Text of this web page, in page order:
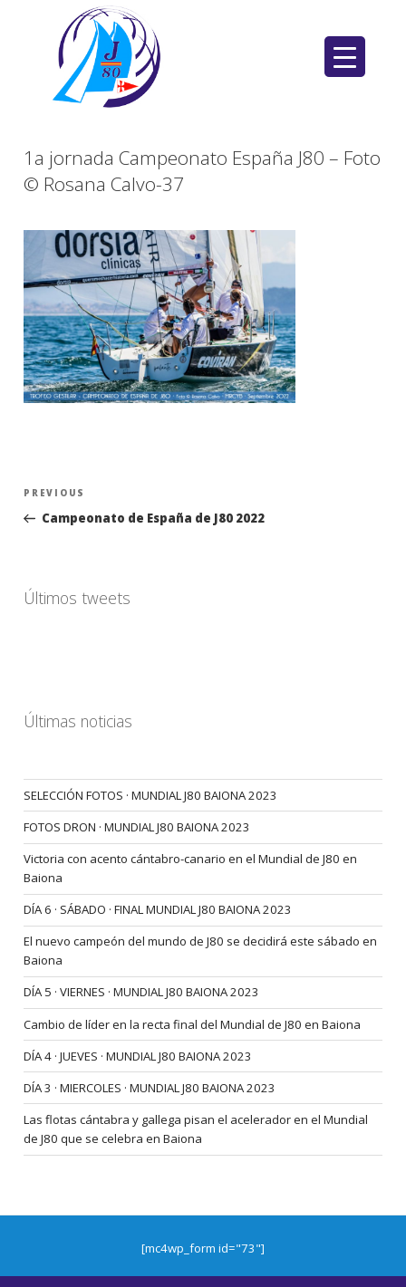
1a jornada Campeonato España J80 – Foto
© Rosana Calvo-37
Navegación
entradas
Previous
Post
PREVIOUS
Campeonato de España de J80 2022
Últimos tweets
Últimas noticias
SELECCIÓN FOTOS · MUNDIAL J80 BAIONA 2023
FOTOS DRON · MUNDIAL J80 BAIONA 2023
Victoria con acento cántabro-canario en el Mundial de J80 en
Baiona
DÍA 6 · SÁBADO · FINAL MUNDIAL J80 BAIONA 2023
El nuevo campeón del mundo de J80 se decidirá este sábado en
Baiona
DÍA 5 · VIERNES · MUNDIAL J80 BAIONA 2023
Cambio de líder en la recta final del Mundial de J80 en Baiona
DÍA 4 · JUEVES · MUNDIAL J80 BAIONA 2023
DÍA 3 · MIERCOLES · MUNDIAL J80 BAIONA 2023
Las flotas cántabra y gallega pisan el acelerador en el Mundial
de J80 que se celebra en Baiona
[mc4wp_form id="73"]